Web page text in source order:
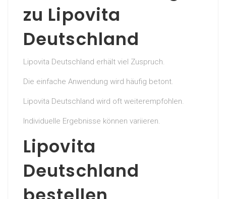
zu Lipovita
Deutschland
Lipovita Deutschland erhält viel Zuspruch.
Die einfache Anwendung wird häufig betont.
Lipovita Deutschland wird oft weiterempfohlen.
Individuelle Ergebnisse können variieren.
Lipovita
Deutschland